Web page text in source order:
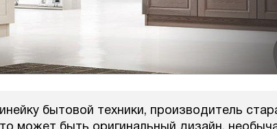
бытовой техники, производитель
может быть оригинальный дизайн,